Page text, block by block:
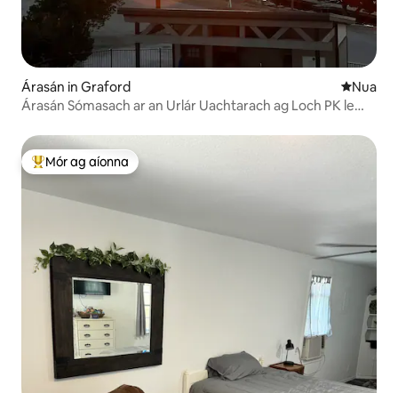
Árasán in Graford Áit nua
Nua
Árasán Sómasach ar an Urlár Uachtarach ag Loch PK le
An-mhór ag aíonna
Mór ag aíonna